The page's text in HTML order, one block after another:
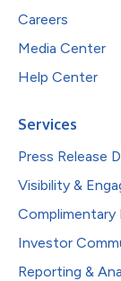
Careers
Media Center
Help Center
Services
Press Release
Visibility &
Complimentary
Investor
Reporting &